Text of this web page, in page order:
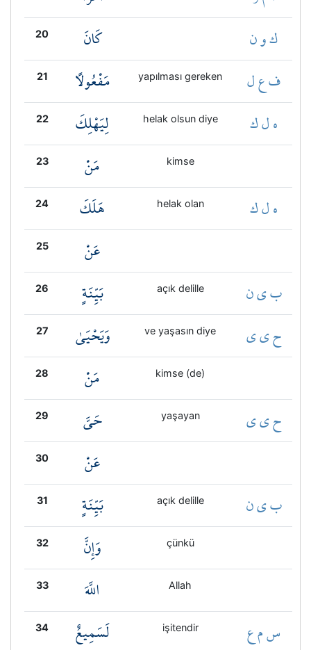
20 كَانَ ك و ن
21 مَفْعُولًا yapılması gereken ف ع ل
22 لِيَهْلِكَ helak olsun diye ه ل ك
23 مَنْ kimse
24 هَلَكَ helak olan ه ل ك
25 عَنْ
26 بَيِّنَةٍ açık delille ب ي ن
27 وَيَحْيَىٰ ve yaşasın diye ح ي ي
28 مَنْ kimse (de)
29 حَيَّ yaşayan ح ي ي
30 عَنْ
31 بَيِّنَةٍ açık delille ب ي ن
32 وَإِنَّ çünkü
33 اللَّهَ Allah
34 لَسَمِيعٌ işitendir س م ع